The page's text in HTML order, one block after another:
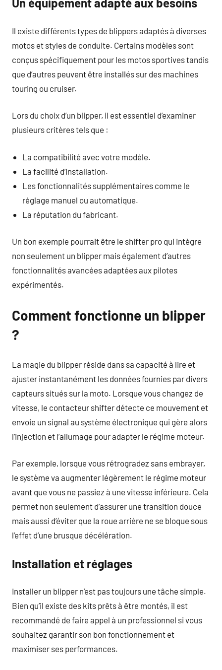
Il existe différents types de blippers adaptés à diverses
motos et styles de conduite. Certains modèles sont
conçus spécifiquement pour les motos sportives tandis
que d’autres peuvent être installés sur des machines
touring ou cruiser.
Lors du choix d’un blipper, il est essentiel d’examiner
plusieurs critères tels que :
La compatibilité avec votre modèle.
La facilité d’installation.
Les fonctionnalités supplémentaires comme le
réglage manuel ou automatique.
La réputation du fabricant.
Un bon exemple pourrait être le shifter pro qui intègre
non seulement un blipper mais également d’autres
fonctionnalités avancées adaptées aux pilotes
expérimentés.
Comment fonctionne un blipper
?
La magie du blipper réside dans sa capacité à lire et
ajuster instantanément les données fournies par divers
capteurs situés sur la moto. Lorsque vous changez de
vitesse, le contacteur shifter détecte ce mouvement et
envoie un signal au système électronique qui gère alors
l’injection et l’allumage pour adapter le régime moteur.
Par exemple, lorsque vous rétrogradez sans embrayer,
le système va augmenter légèrement le régime moteur
avant que vous ne passiez à une vitesse inférieure. Cela
permet non seulement d’assurer une transition douce
mais aussi d’éviter que la roue arrière ne se bloque sous
l’effet d’une brusque décélération.
Installation et réglages
Installer un blipper n’est pas toujours une tâche simple.
Bien qu’il existe des kits prêts à être montés, il est
recommandé de faire appel à un professionnel si vous
souhaitez garantir son bon fonctionnement et
maximiser ses performances.